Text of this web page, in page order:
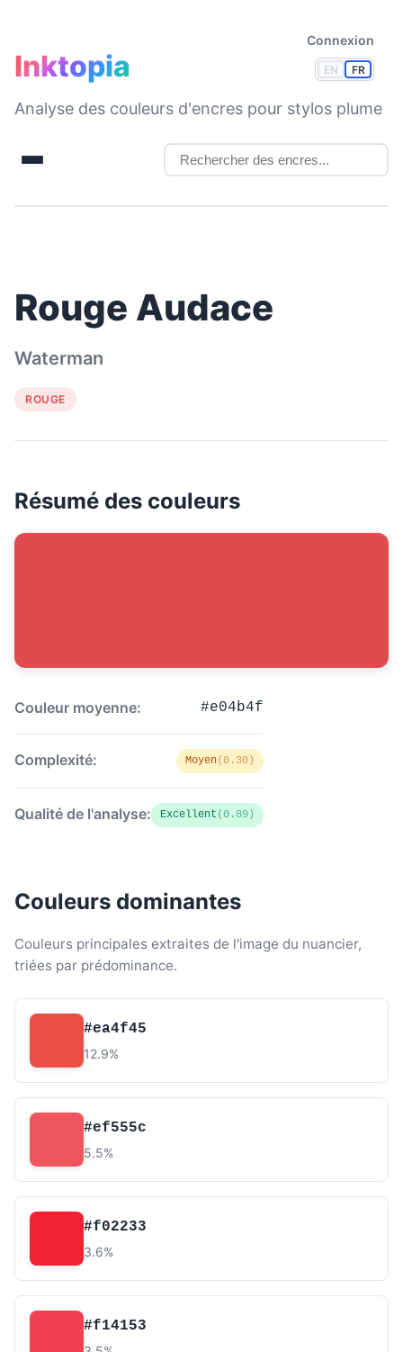
EN FR
Connexion
Inktopia
Analyse des couleurs d'encres pour stylos plume
Rouge Audace
Waterman
ROUGE
Résumé des couleurs
Couleur moyenne: #e04b4f
Complexité: Moyen(0.30)
Qualité de l'analyse: Excellent (0.89)
Couleurs dominantes
Couleurs principales extraites de l'image du nuancier,
triées par prédominance.
#ea4f45
12.9%
#ef555c
5.5%
#f02233
3.6%
#f14153